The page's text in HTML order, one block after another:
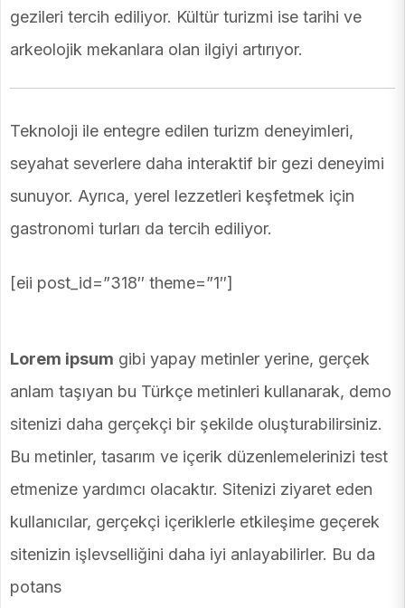
gezileri tercih ediliyor. Kültür turizmi ise tarihi ve
arkeolojik mekanlara olan ilgiyi artırıyor.
Teknoloji ile entegre edilen turizm deneyimleri,
seyahat severlere daha interaktif bir gezi deneyimi
sunuyor. Ayrıca, yerel lezzetleri keşfetmek için
gastronomi turları da tercih ediliyor.
[eii post_id=”318″ theme=”1″]
Lorem ipsum gibi yapay metinler yerine, gerçek
anlam taşıyan bu Türkçe metinleri kullanarak, demo
sitenizi daha gerçekçi bir şekilde oluşturabilirsiniz.
Bu metinler, tasarım ve içerik düzenlemelerinizi test
etmenize yardımcı olacaktır. Sitenizi ziyaret eden
kullanıcılar, gerçekçi içeriklerle etkileşime geçerek
sitenizin işlevselliğini daha iyi anlayabilirler. Bu da
potans